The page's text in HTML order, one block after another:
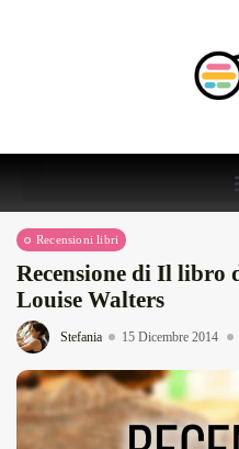
Recensioni libri
Recensione di Il
Louise Walters
Stefania 15 Dicembre 2014